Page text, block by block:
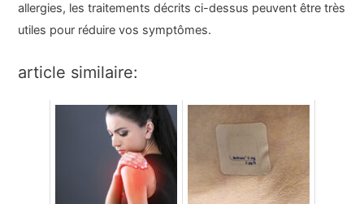
allergies, les traitements décrits ci-dessus peuvent être très
utiles pour réduire vos symptômes.
article similaire: